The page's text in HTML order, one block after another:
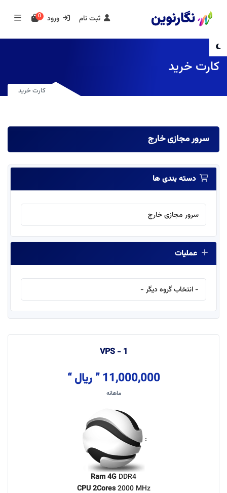
ثبت نام ورود 0 کارت
کارت خرید
کارت خرید
سرور مجازی خارج
دسته بندی ها
عملیات
VPS - 1
11,000,000 ” ریال “
ماهانه
:
Ram 4G DDR4
CPU 2Cores2000 MHz